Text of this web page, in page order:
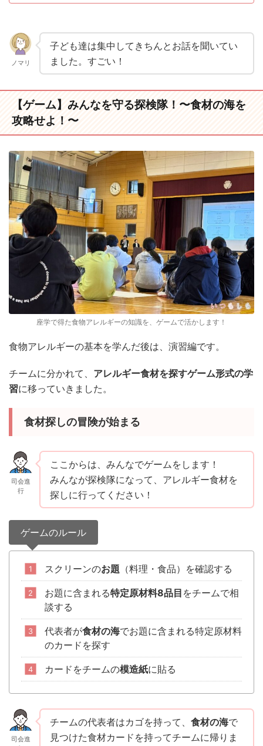
ノマリ
子ども達は集中してきちんとお話を聞いてい
ました。すごい！
【ゲーム】みんなを守る探検隊！〜食材の海を
攻略せよ！〜
座学で得た食物アレルギーの知識を、ゲームで活かします！
食物アレルギーの基本を学んだ後は、演習編です。
チームに分かれて、 アレルギー食材を探すゲーム形式の学
習に移っていきました。
食材探しの冒険が始まる
司会進
行
ここからは、みんなでゲームをします！
みんなが探検隊になって、アレルギー食材を
探しに行ってください！
ゲームのルール
スクリーンのお題 （料理・食品）を確認する
お題に含まれる特定原材料8品目 をチームで相
談する
代表者が食材の海でお題に含まれる特定原材料
のカードを探す
カードをチームの模造紙に貼る
司会進
チームの代表者はカゴを持って、 食材の海で
見つけた食材カードを持ってチームに帰りま